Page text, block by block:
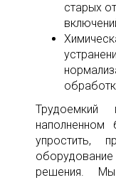
старых
наполненном
упростить,
оборудование
решения.